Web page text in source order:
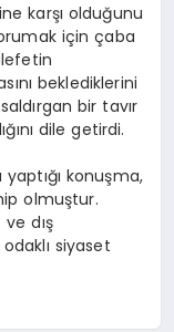
karşı olduğunu
için çaba
beklediklerini
bir tavır
dile getirdi.
yaptığı konuşma,
olmuştur.
ve dış
siyaset